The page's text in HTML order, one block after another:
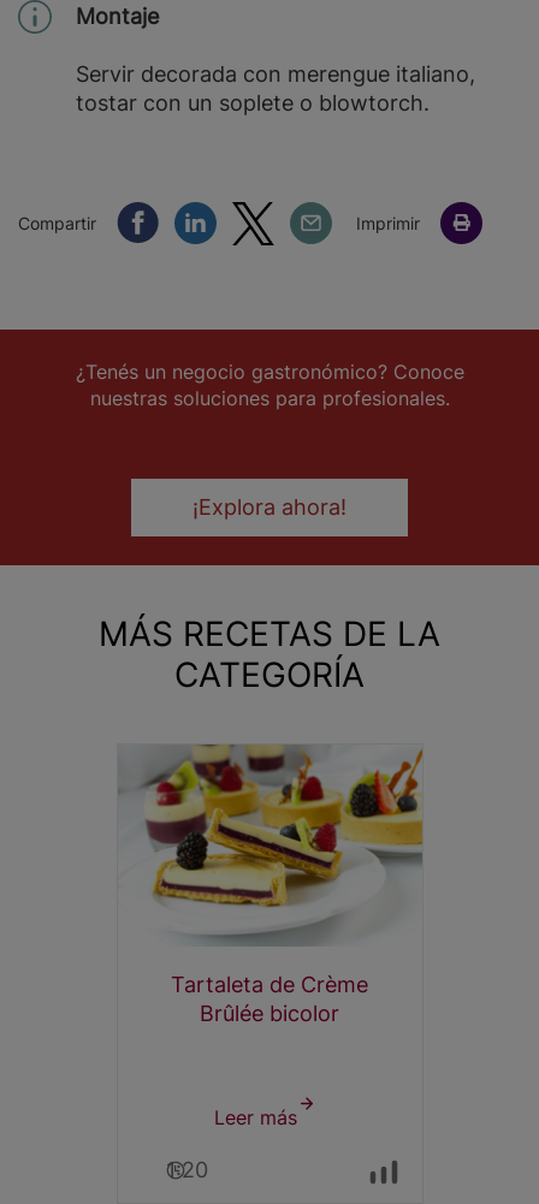
Montaje
Servir decorada con merengue italiano,
tostar con un soplete o blowtorch.
Compartir Compartir Facebook
Compartir Linkedin
Compartir Twitter
Compartir Email
Imprimir
¿Tenés un negocio gastronómico? Conoce
nuestras soluciones para profesionales.
¡Explora ahora!
MÁS RECETAS DE LA
CATEGORÍA
Tartaleta de Crème
Brûlée bicolor
Leer mássobre
1:20